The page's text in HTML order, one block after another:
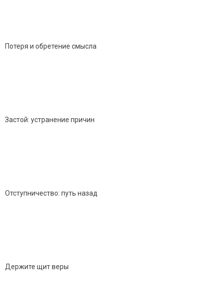
Потеря и обретение смысла
Застой: устранение причин
Отступничество: путь назад
Держите щит веры